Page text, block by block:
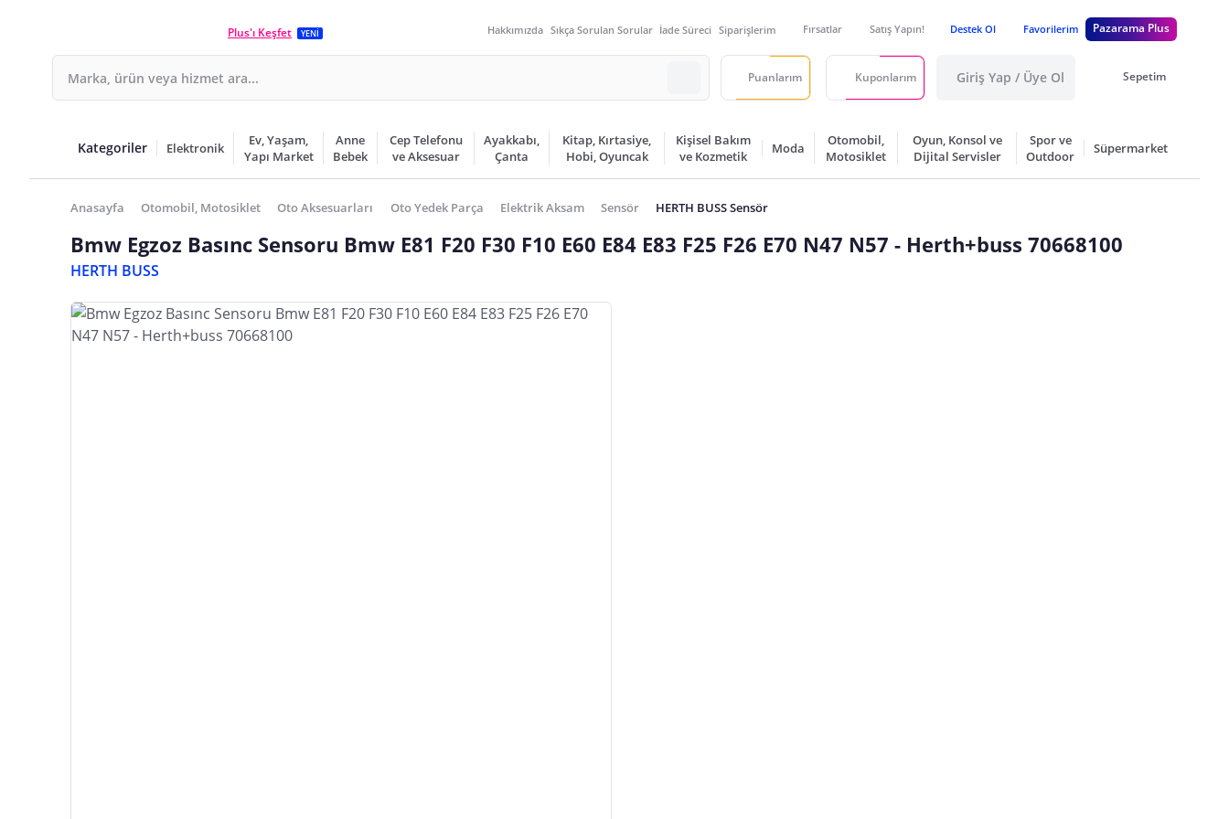
Plus'ı Keşfet YENİ Hakkımızda Sıkça Sorulan Sorular İade Süreci Siparişlerim Fırsatlar Satış Yapın! Destek Ol Favorilerim Pazarama Plus
Puanlarım Kuponlarım Giriş Yap / Üye Ol Sepetim
Kategoriler Elektronik
Ev, Yaşam,
Yapı Market
Anne
Bebek
Cep Telefonu
ve Aksesuar
Ayakkabı,
Çanta
Kitap, Kırtasiye,
Hobi, Oyuncak
Kişisel Bakım
ve Kozmetik
Moda
Otomobil,
Motosiklet
Oyun, Konsol ve
Dijital Servisler
Spor ve
Outdoor
Süpermarket
Anasayfa Otomobil, Motosiklet Oto Aksesuarları Oto Yedek Parça Elektrik Aksam Sensör HERTH BUSS Sensör
Bmw Egzoz Basınc Sensoru Bmw E81 F20 F30 F10 E60 E84 E83 F25 F26 E70 N47 N57 - Herth+buss 70668100
HERTH BUSS